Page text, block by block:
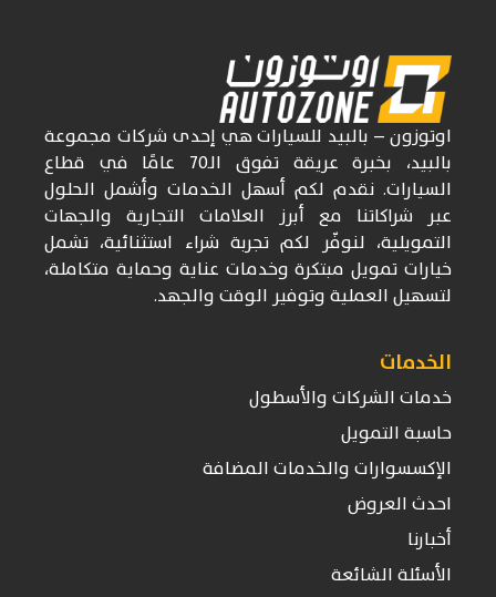
اوتوزون– بالبيد للسياراتهي إحدى شركات مجموعة
بالبيد، بخبرة عريقة تفوق الـ70
عامًا في قطاع
السيارات. نقدم لكم أسهل الخدمات وأشمل الحلول
عبر شراكاتنا مع أبرز العلامات التجارية والجهات
التمويلية، لنوفّر لكم تجربة شراء استثنائية، تشمل
خيارات تمويل مبتكرة وخدمات عناية وحماية متكاملة،
لتسهيل العملية وتوفير الوقت والجهد.
الخدمات
خدمات الشركات والأسطول
حاسبة التمويل
الإكسسوارات والخدمات المضافة
احدث العروض
أخبارنا
الأسئلة الشائعة